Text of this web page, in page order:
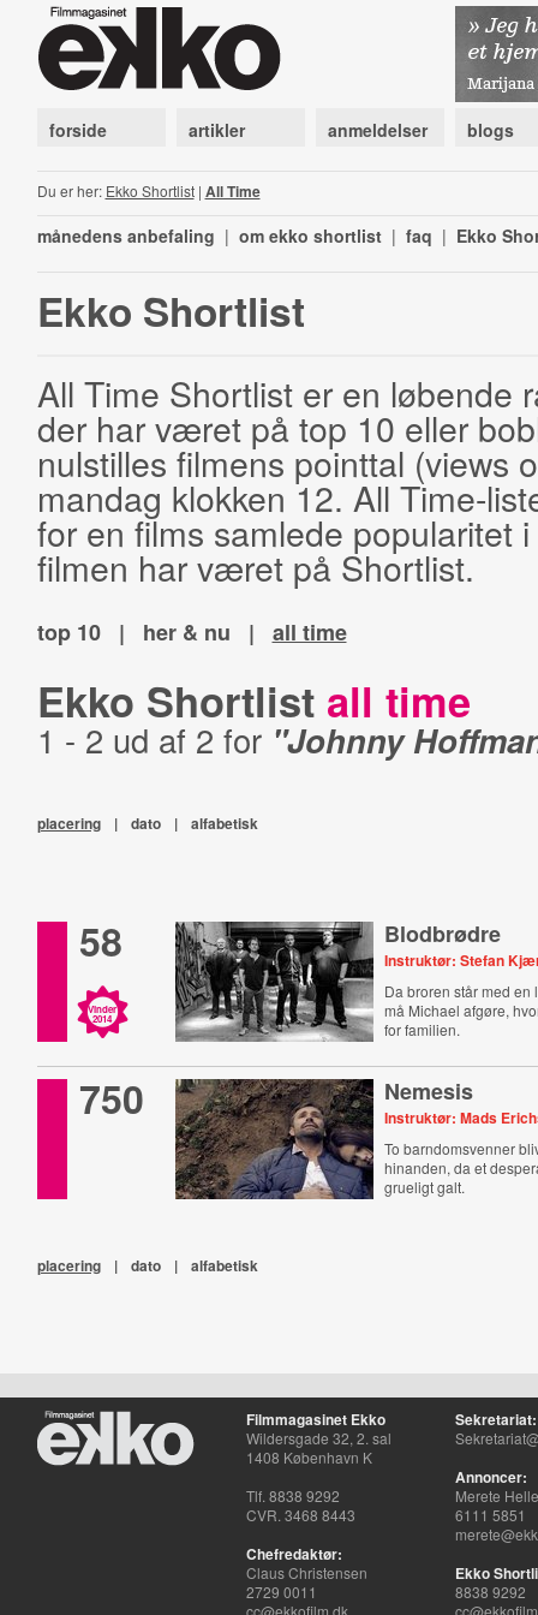
forside artikler anmeldelser blogs
Du er her: Ekko Shortlist| All Time
månedens anbefaling | om ekko shortlist | faq | Ekko
Ekko Shortlist
All Time Shortlist er en løbende
der har været på top 10 eller
nulstilles filmens pointtal (views
mandag klokken 12. All Time-
for en films samlede popularitet
filmen har været på Shortlist.
top 10 | her & nu | all time
Ekko Shortlist all time
1 - 2 ud af 2 for "Johnny
placering | dato | alfabetisk
58
Vinder
2014
Blodbrødre
Instruktør: Stefan
Da broren står med
må Michael afgøre,
for familien.
750 Nemesis
Instruktør: Mads
To barndomsvenner
hinanden, da et
grueligt galt.
placering | dato | alfabetisk
Filmmagasinet Ekko
Wildersgade 32, 2. sal
1408 København K
Tlf. 8838 9292
CVR. 3468 8443
Chefredaktør:
Claus Christensen
2729 0011
cc@ekkofilm.dk
Sekretariat:
Annoncer:
Merete
6111 5851
Ekko
8838 9292